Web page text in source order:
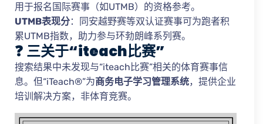
用于报名国际赛事（如UTMB）的资格参考。
UTMB表现分：同安越野赛等双认证赛事可为跑者积
累UTMB指数，助力参与环勃朗峰系列赛。
❓ 三关于“iteach比赛”
搜索结果中未发现与“iteach比赛”相关的体育赛事信
息。但“iTeach®”为商务电子学习管理系统，提供企业
培训解决方案，非体育竞赛。